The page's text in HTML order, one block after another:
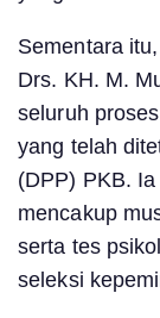
Sementara
Drs. KH. M.
seluruh
yang telah
(DPP) PKB.
mencakup
serta tes
seleksi